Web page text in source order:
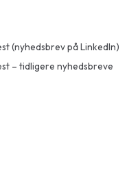
(nyhedsbrev på LinkedIn)
– tidligere nyhedsbreve